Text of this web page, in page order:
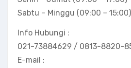
Sabtu – Minggu (09:00 – 15:00)
Info Hubungi :
021-73884629 / 0813-8820-
E-mail :